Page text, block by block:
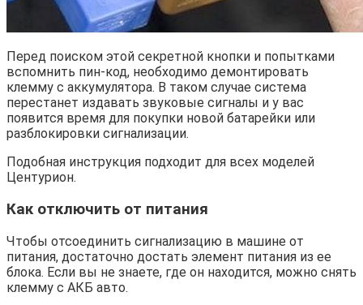
Перед поиском этой секретной кнопки и попытками
вспомнить пин-код, необходимо демонтировать
клемму с аккумулятора. В таком случае система
перестанет издавать звуковые сигналы и у вас
появится время для покупки новой батарейки или
разблокировки сигнализации.
Подобная инструкция подходит для всех моделей
Центурион.
Как отключить от питания
Чтобы отсоединить сигнализацию в машине от
питания, достаточно достать элемент питания из ее
блока. Если вы не знаете, где он находится, можно снять
клемму с АКБ авто.